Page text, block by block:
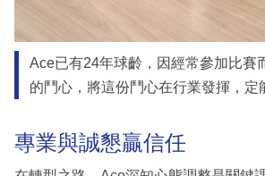
Ace已有24年球齡，因經常參加比賽
的鬥心，將這份鬥心在行業發揮，定
專業與誠懇贏信任